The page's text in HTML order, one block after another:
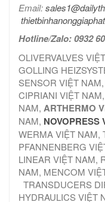
Email:
Hotline/Zalo: 0932
OLIVERVALVES
GOLLING
SENSOR VIỆT
CIPRIANI VIỆT
NAM, ARTHERMO
NAM, NOVOPRESS
WERMA VIỆT NAM,
PFANNENBERG
LINEAR VIỆT NAM,
NAM, MENCOM
TRANSDUCERS
HYDRAULICS VIỆT